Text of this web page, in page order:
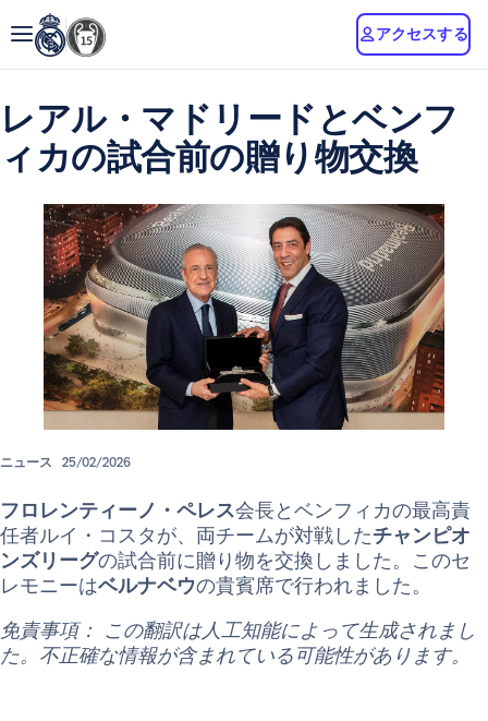
アクセスする
レアル・マドリードとベンフ
ィカの試合前の贈り物交換
ニュース 25/02/2026
フロレンティーノ・ペレス会長とベンフィカの最高責
任者ルイ・コスタが、両チームが対戦したチャンピオ
ンズリーグの試合前に贈り物を交換しました。このセ
レモニーはベルナベウの貴賓席で行われました。
免責事項： この翻訳は人工知能によって生成されまし
た。不正確な情報が含まれている可能性があります。